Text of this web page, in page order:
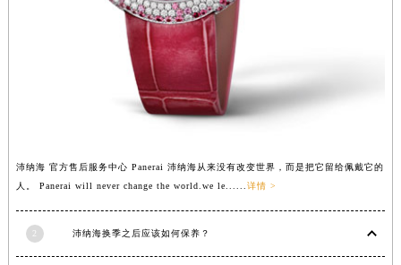
沛纳海 官方售后服务中心 Panerai 沛纳海从来没有改变世界，而是把它留给佩戴它的
人。 Panerai will never change the world.we le......详情 >
2 沛纳海换季之后应该如何保养？